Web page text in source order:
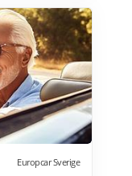
600
Därefter
tur
Malmö,
Linköping,
Europcar Sverige